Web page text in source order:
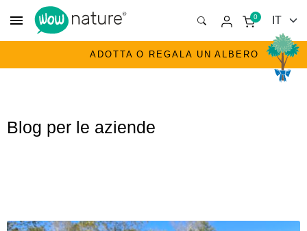
menu 0
ADOTTA O REGALA UN ALBERO
Blog per le aziende